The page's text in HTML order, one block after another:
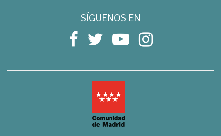
SÍGUENOS EN